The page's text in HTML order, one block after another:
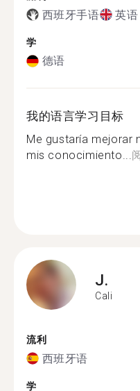
西班牙手语 英语
学
德语
我的语言学习目标
Me gustaría mejorar
mis conocimiento...
J.
Cali
流利
西班牙语
学